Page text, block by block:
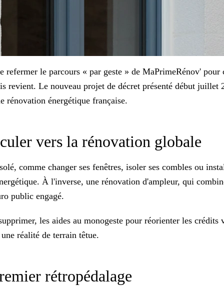
le parcours « par geste » de MaPrimeRénov'
Le nouveau projet de décret présenté début juillet
rénovation énergétique française.
vers la rénovation globale
comme changer ses fenêtres, isoler ses combles ou
À l'inverse, une rénovation d'ampleur, qui
public engagé.
les aides au monogeste pour réorienter les
réalité de terrain têtue.
rétropédalage